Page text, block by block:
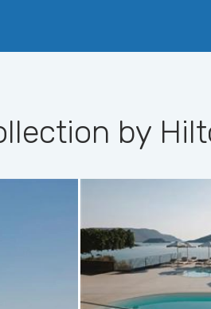
by